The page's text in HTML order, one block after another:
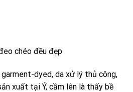
chéo đều đẹp
dyed, da xử lý thủ công,
xuất tại Ý, cầm lên là thấy bề